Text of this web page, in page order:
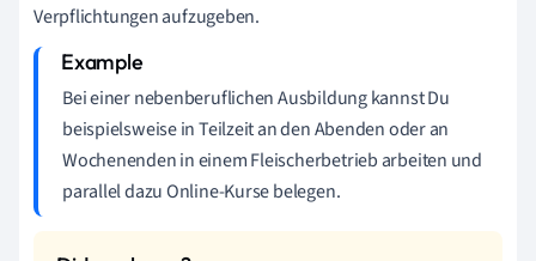
Verpflichtungen aufzugeben.
Bei einer nebenberuflichen Ausbildung kannst Du
beispielsweise in Teilzeit an den Abenden oder an
Wochenenden in einem Fleischerbetrieb arbeiten und
parallel dazu Online-Kurse belegen.